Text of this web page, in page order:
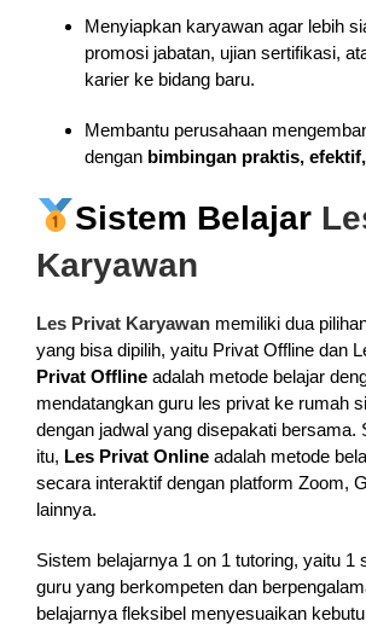
Menyiapkan karyawan agar lebih
promosi jabatan, ujian sertifikasi,
karier ke bidang baru.
Membantu perusahaan
dengan bimbingan praktis,
Sistem Belajar
Karyawan
Les Privat Karyawanmemiliki dua
yang bisa dipilih, yaitu Privat Offline dan
Privat Offlineadalah metode belajar
mendatangkan guru les privat ke rumah
dengan jadwal yang disepakati bersama.
itu, Les Privat Onlineadalah metode
secara interaktif dengan platform Zoom,
lainnya.
Sistem belajarnya 1 on 1 tutoring, yaitu 1
guru yang berkompeten dan
belajarnya fleksibel menyesuaikan